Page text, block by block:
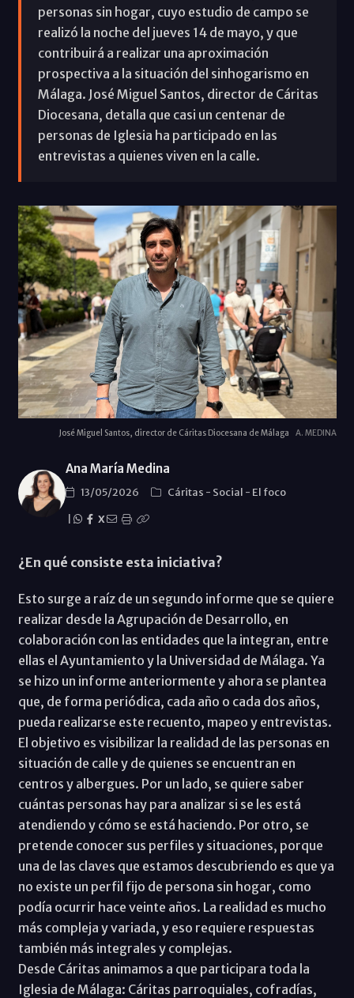
personas sin hogar, cuyo estudio de campo se
realizó la noche del jueves 14 de mayo, y que
contribuirá a realizar una aproximación
prospectiva a la situación del sinhogarismo en
Málaga. José Miguel Santos, director de Cáritas
Diocesana, detalla que casi un centenar de
personas de Iglesia ha participado en las
entrevistas a quienes viven en la calle.
José Miguel Santos, director de Cáritas Diocesana de Málaga A. MEDINA
Ana María Medina
13/05/2026 Cáritas - Social - El foco
X
¿En qué consiste esta iniciativa?
Esto surge a raíz de un segundo informe que se quiere
realizar desde la Agrupación de Desarrollo, en
colaboración con las entidades que la integran, entre
ellas el Ayuntamiento y la Universidad de Málaga. Ya
se hizo un informe anteriormente y ahora se plantea
que, de forma periódica, cada año o cada dos años,
pueda realizarse este recuento, mapeo y entrevistas.
El objetivo es visibilizar la realidad de las personas en
situación de calle y de quienes se encuentran en
centros y albergues. Por un lado, se quiere saber
cuántas personas hay para analizar si se les está
atendiendo y cómo se está haciendo. Por otro, se
pretende conocer sus perfiles y situaciones, porque
una de las claves que estamos descubriendo es que ya
no existe un perfil fijo de persona sin hogar, como
podía ocurrir hace veinte años. La realidad es mucho
más compleja y variada, y eso requiere respuestas
también más integrales y complejas.
Desde Cáritas animamos a que participara toda la
Iglesia de Málaga: Cáritas parroquiales, cofradías,